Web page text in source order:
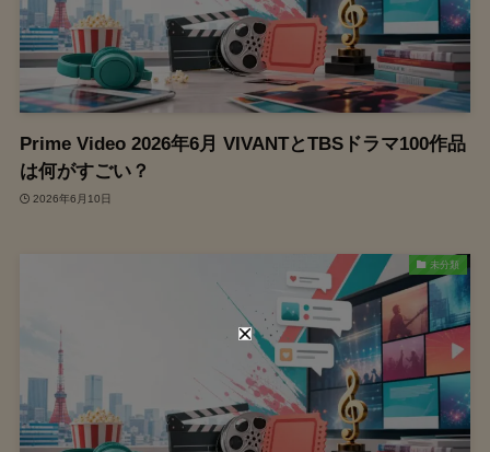
Prime Video 2026年6月 VIVANTとTBSドラマ100作品
は何がすごい？
2026年6月10日
未分類